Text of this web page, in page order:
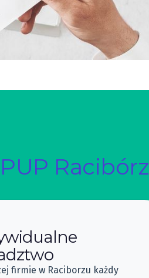
Racibórz
firmie w Raciborzu każdy